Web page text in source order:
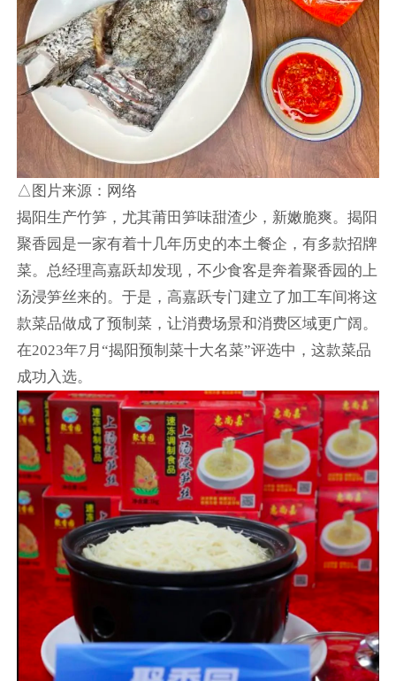
△图片来源：网络
揭阳生产竹笋，尤其莆田笋味甜渣少，新嫩脆爽。揭阳
聚香园是一家有着十几年历史的本土餐企，有多款招牌
菜。总经理高嘉跃却发现，不少食客是奔着聚香园的上
汤浸笋丝来的。于是，高嘉跃专门建立了加工车间将这
款菜品做成了预制菜，让消费场景和消费区域更广阔。
在2023年7月“揭阳预制菜十大名菜”评选中，这款菜品
成功入选。